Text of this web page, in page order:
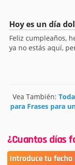
Hoy es un día
Feliz cumpleaños,
ya no estás aquí,
Vea También:
para Frases para
¿Cuantos días
Introduce tu fecha